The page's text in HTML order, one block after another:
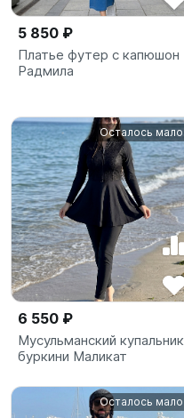
5 850 ₽
Платье футер с капюшон
Радмила
Осталось мало
6 550 ₽
Мусульманский купальник
буркини Маликат
Осталось мало